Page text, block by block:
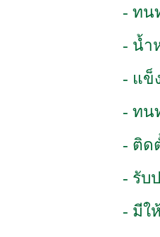
- ทน
- น้ำ
- แข็
- ทน
- ติด
- รับ
- มีใ